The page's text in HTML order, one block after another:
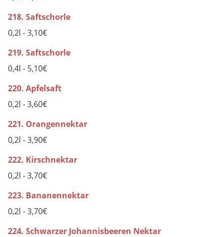
218. Saftschorle
0,2l - 3,10€
219. Saftschorle
0,4l - 5,10€
220. Apfelsaft
0,2l - 3,60€
221. Orangennektar
0,2l - 3,90€
222. Kirschnektar
0,2l - 3,70€
223. Bananennektar
0,2l - 3,70€
224. Schwarzer Johannisbeeren Nektar